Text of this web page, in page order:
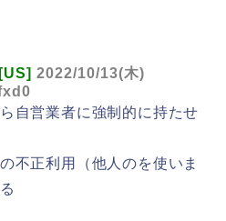
2022/10/13(木)
自営業者に強制的に持たせ
不正利用（他人のを使いま